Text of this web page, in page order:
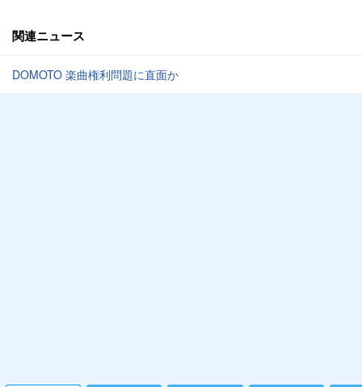
関連ニュース
DOMOTO 楽曲権利問題に直面か